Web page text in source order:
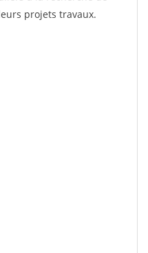
projets travaux.